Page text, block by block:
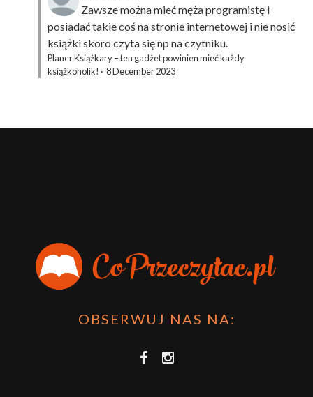
Zawsze można mieć męża programistę i
posiadać takie coś na stronie internetowej i nie nosić
książki skoro czyta się np na czytniku.
Planer Książkary – ten gadżet powinien mieć każdy
książkoholik! · 8 December 2023
OBSERWUJ NAS NA: